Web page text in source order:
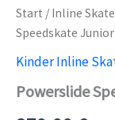
Start / Inline
Speedskate
Kinder Inline
Powerslide